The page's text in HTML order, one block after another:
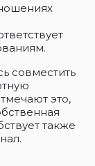
совместить
это,
также